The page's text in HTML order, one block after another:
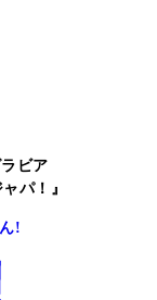
ビア
パ！』
!